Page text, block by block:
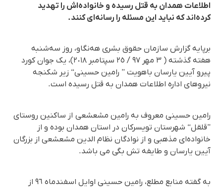
اطلاعات همدان بە قتل رسیدە و خانوادەاش را تهدید
کردەاند کە نباید این مسئلە را رسانەای کنند.
برپایە گزارش سازمان حقوق بشری هەنگاو، روز سەشنبە
هفتە گذشتە ( ٣ مهر ٩٧ / ٢٥ سپتامبر ٢٠١٨)، یک جوان کورد
پیرو آیین یارسان باهویت ” رامین حسینی“ زیر شکنجە
نیروهای ادارە اطلاعات همدان بە قتل رسیدە است.
رامین حسینی معروف بە رامین مشعشعی از ساکنین روستای
”قلقل“ شهرستان تویسرکان در استان همدان بودە و از
خانوادەای مذهبی و از نوادگان نظام الدین مشعشعی از بزرگان
آیین یارسان و طایفە تش بگی می باشد.
بە گفتە منابع مطلع، رامین حسینی اوایل اسفندماه ٩٦ از